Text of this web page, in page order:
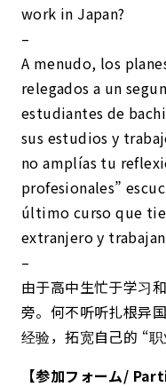
work in Japan?
–
A menudo, los
relegados a un
estudiantes de
sus estudios y
no amplías tu
profesionales”
último curso que
extranjero y
–
由于高中生忙于学习
旁。何不听听扎根异
经验，拓宽自己的 “
【参加フォーム/